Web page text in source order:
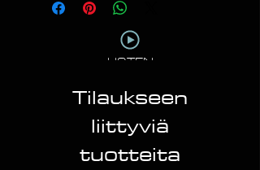
LISTEN
Tilaukseen
liittyviä
tuotteita